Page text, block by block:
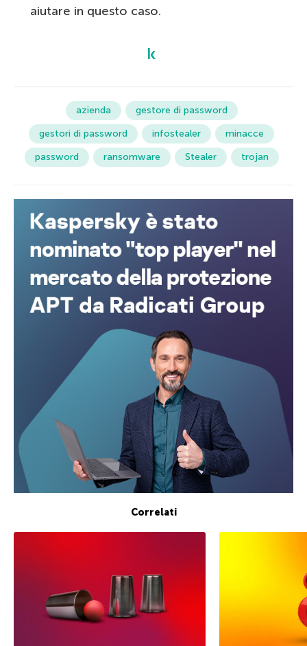
aiutare in questo caso.
azienda
gestore di password
gestori di password
infostealer
minacce
password
ransomware Stealer trojan
Correlati